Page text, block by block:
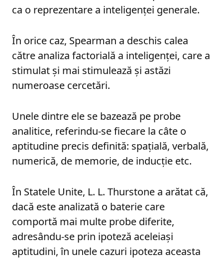
ca o reprezentare a inteligenței generale.
În orice caz, Spearman a deschis calea
către analiza factorială a inteligenței, care a
stimulat și mai stimulează și astăzi
numeroase cercetări.
Unele dintre ele se bazează pe probe
analitice, referindu-se fiecare la câte o
aptitudine precis definită: spațială, verbală,
numerică, de memorie, de inducție etc.
În Statele Unite, L. L. Thurstone a arătat că,
dacă este analizată o baterie care
comportă mai multe probe diferite,
adresându-se prin ipoteză aceleiași
aptitudini, în unele cazuri ipoteza aceasta